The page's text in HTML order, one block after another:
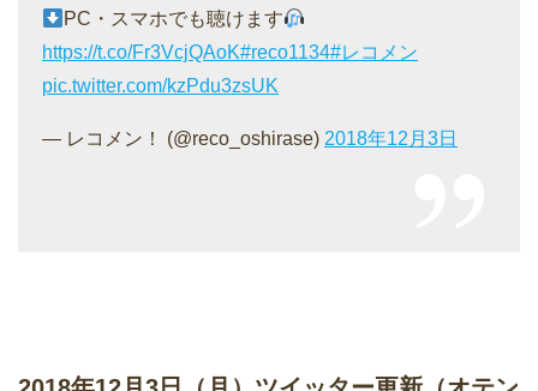
PC・スマホでも聴けます
https://t.co/Fr3VcjQAoK#reco1134#レコメン
pic.twitter.com/kzPdu3zsUK
— レコメン！ (@reco_oshirase) 2018年12月3日